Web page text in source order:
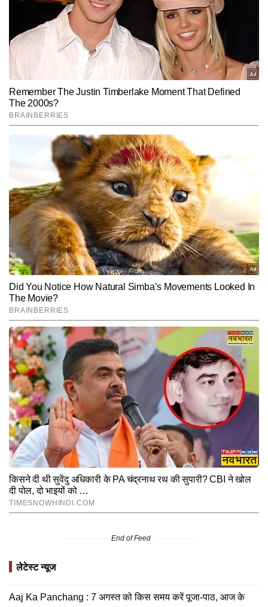
End of Feed
लेटेस्ट न्यूज
Aaj Ka Panchang : 7 अगस्त को किस समय करें पूजा-पाठ, आज के